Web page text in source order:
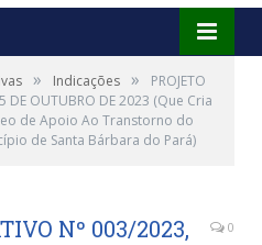
» Indicações »
PROJETO
DE OUTUBRO DE 2023 (Que Cria
de Apoio Ao Transtorno do
de Santa Bárbara do Pará)
Nº 003/2023,
0